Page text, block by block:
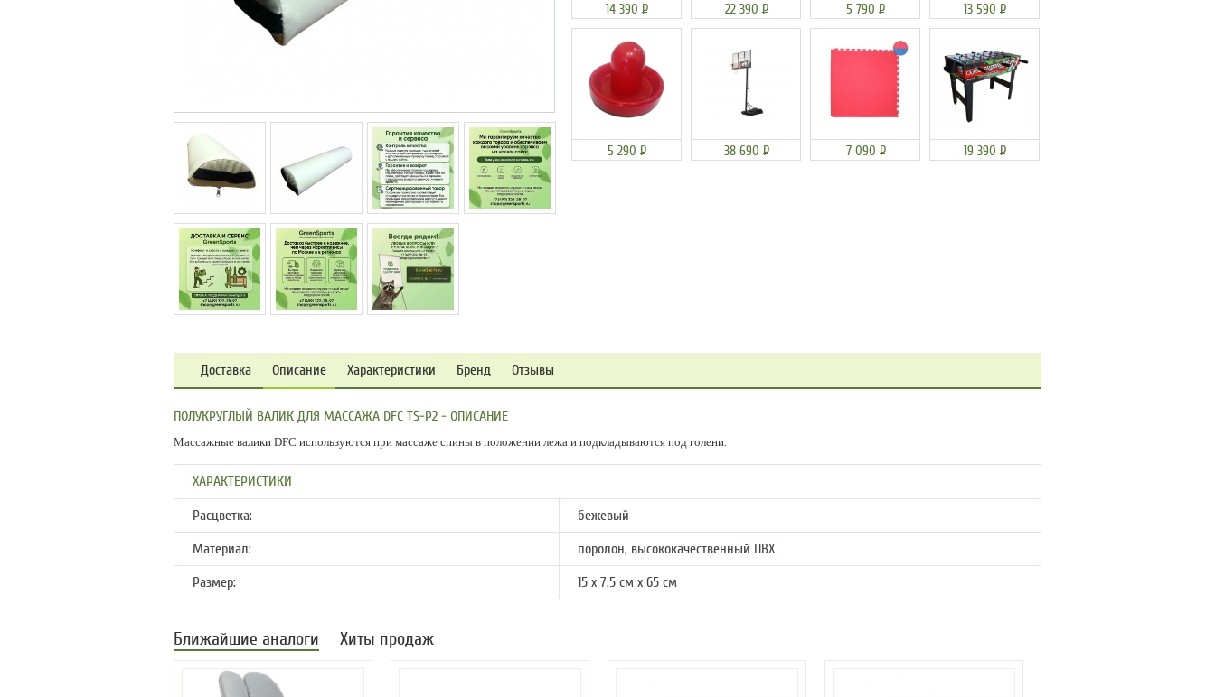
14 390 Р 22 390 Р 5 790 Р 13 590 Р
5 290 Р 38 690 Р 7 090 Р 19 390 Р
Доставка Описание Характеристики Бренд Отзывы
ПОЛУКРУГЛЫЙ ВАЛИК ДЛЯ МАССАЖА DFC TS-P2 - ОПИСАНИЕ
Массажные валики DFC используются при массаже спины в положении лежа и подкладываются под голени.
ХАРАКТЕРИСТИКИ
Расцветка:
бежевый
Материал:
поролон, высококачественный ПВХ
Размер:
15 х 7.5 см х 65 см
Ближайшие аналоги Хиты продаж